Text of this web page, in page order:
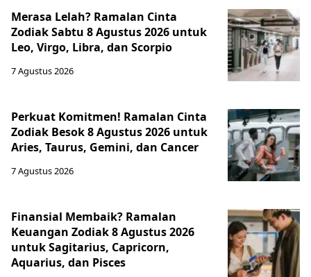
Merasa Lelah? Ramalan Cinta
Zodiak Sabtu 8 Agustus 2026 untuk
Leo, Virgo, Libra, dan Scorpio
7 Agustus 2026
Perkuat Komitmen! Ramalan Cinta
Zodiak Besok 8 Agustus 2026 untuk
Aries, Taurus, Gemini, dan Cancer
7 Agustus 2026
Finansial Membaik? Ramalan
Keuangan Zodiak 8 Agustus 2026
untuk Sagitarius, Capricorn,
Aquarius, dan Pisces